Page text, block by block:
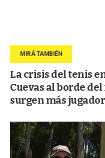
La crisis del tenis
Cuevas al borde
surgen más